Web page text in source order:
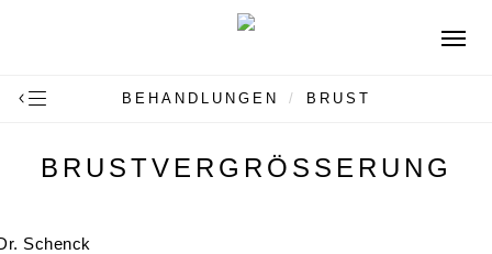
content
Menu
BEHANDLUNGEN / BRUST
BRUSTVERGRÖSSERUNG